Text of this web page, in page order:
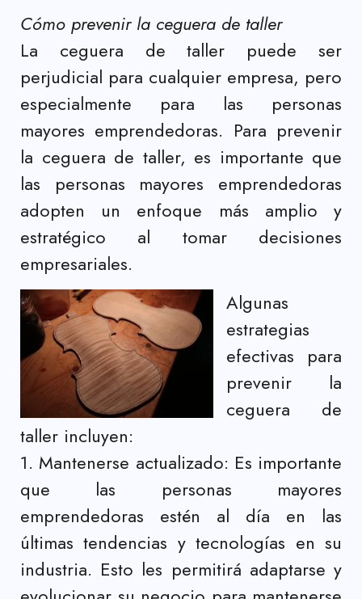
Cómo prevenir la ceguera de taller
La ceguera de taller puede ser
perjudicial para cualquier empresa, pero
especialmente para las personas
mayores emprendedoras. Para prevenir
la ceguera de taller, es importante que
las personas mayores emprendedoras
adopten un enfoque más amplio y
estratégico al tomar decisiones
empresariales.
Algunas
estrategias
efectivas para
prevenir la
ceguera de
taller incluyen:
1. Mantenerse actualizado: Es importante
que las personas mayores
emprendedoras estén al día en las
últimas tendencias y tecnologías en su
industria. Esto les permitirá adaptarse y